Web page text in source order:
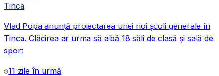
Tinca
Vlad Popa anunță proiectarea unei noi școli generale în
Tinca. Clădirea ar urma să aibă 18 săli de clasă și sală de
sport
11 zile în urmă